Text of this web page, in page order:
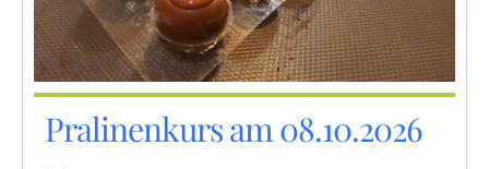
Pralinenkurs am 08.10.2026